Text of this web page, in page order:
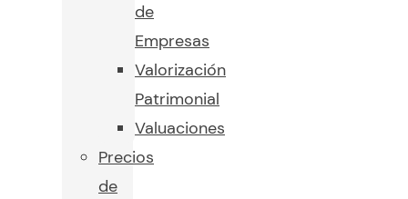
de
Empresas
Valorización
Patrimonial
Valuaciones
Precios
de